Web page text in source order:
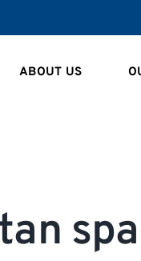
ABOUT US